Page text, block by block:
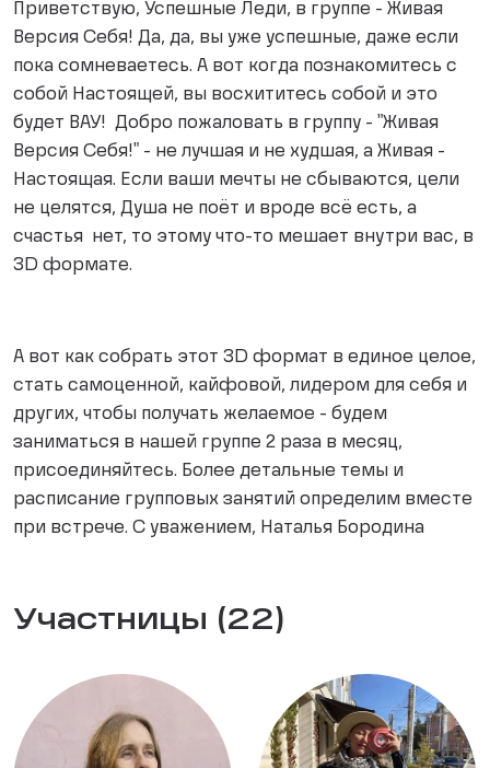
Приветствую, Успешные Леди, в группе - Живая
Версия Себя! Да, да, вы уже успешные, даже если
пока сомневаетесь. А вот когда познакомитесь с
собой Настоящей, вы восхититесь собой и это
будет ВАУ! Добро пожаловать в группу - "Живая
Версия Себя!" - не лучшая и не худшая, а Живая -
Настоящая. Если ваши мечты не сбываются, цели
не целятся, Душа не поёт и вроде всё есть, а
счастья нет, то этому что-то мешает внутри вас, в
3D формате.
А вот как собрать этот 3D формат в единое целое,
стать самоценной, кайфовой, лидером для себя и
других, чтобы получать желаемое - будем
заниматься в нашей группе 2 раза в месяц,
присоединяйтесь. Более детальные темы и
расписание групповых занятий определим вместе
при встрече. С уважением, Наталья Бородина
Участницы (22)